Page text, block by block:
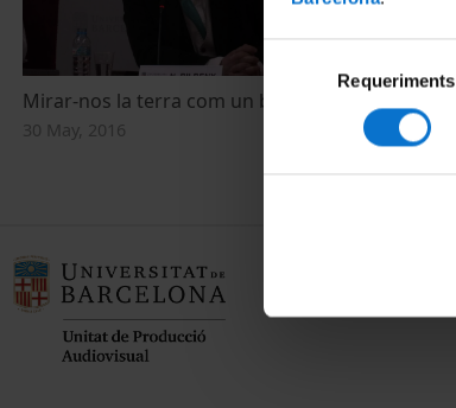
de
consentiment
Requeriments
Mirar-nos la terra com un bé
30 May, 2016